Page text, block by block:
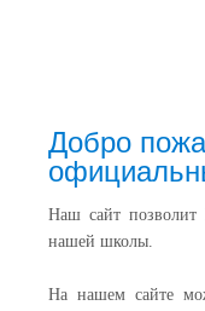
Добро
Наш сайт позволит
нашей школы.
На нашем сайте